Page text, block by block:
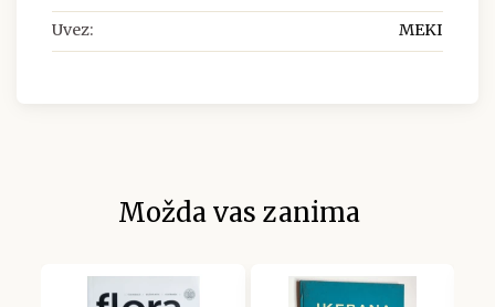
Uvez: MEKI
Možda vas zanima